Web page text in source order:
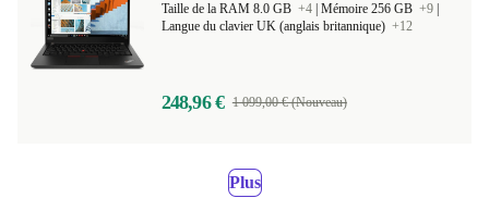
Taille de la RAM 8.0 GB +4 Mémoire 256 GB +9
Langue du clavier UK (anglais britannique) +12
248,96 € 1 099,00 € (Nouveau)
Plus